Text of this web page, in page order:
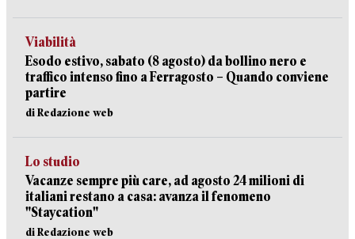
Viabilità
Esodo estivo, sabato (8 agosto) da bollino nero e
traffico intenso fino a Ferragosto – Quando conviene
partire
di Redazione web
Lo studio
Vacanze sempre più care, ad agosto 24 milioni di
italiani restano a casa: avanza il fenomeno
"Staycation"
di Redazione web